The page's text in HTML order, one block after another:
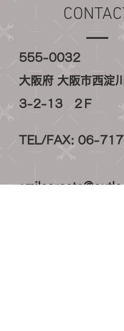
井寺にラボを新設し
す。...
555-0032
大阪府 大阪市西淀
3-2-13 2Ｆ
TEL/FAX: 06-